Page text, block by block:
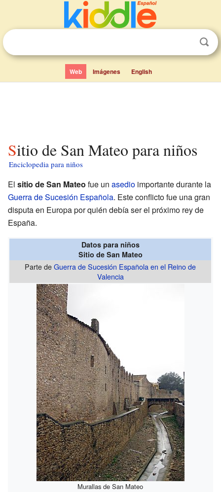
Web Imágenes English
Sitio de San Mateo para niños
Enciclopedia para niños
El sitio de San Mateo fue un asedio importante durante la
Guerra de Sucesión Española. Este conflicto fue una gran
disputa en Europa por quién debía ser el próximo rey de
España.
Datos para niños
Sitio de San Mateo
Parte deGuerra de Sucesión Española en el Reino de
Valencia
Murallas de San Mateo